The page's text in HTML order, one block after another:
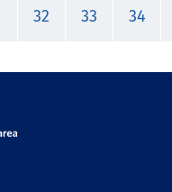
32 33 34